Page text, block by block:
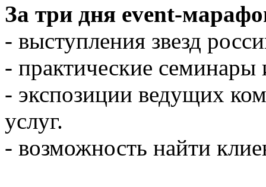
За три дня event-
- выступления звезд
- практические семинары
- экспозиции ведущих
услуг.
- возможность найти